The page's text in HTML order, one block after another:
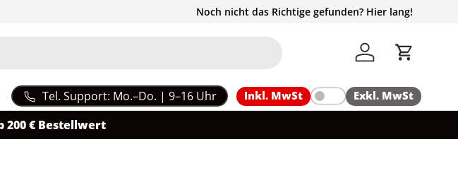
Noch nicht das Richtige gefunden? Hier lang!
Einloggen
Tel. Support: Mo.–Do. | 9–16 Uhr Inkl. MwSt Exkl. MwSt
200 € Bestellwert